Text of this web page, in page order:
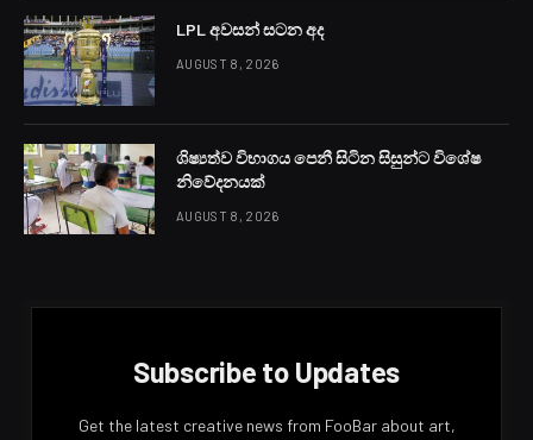
LPL අවසන් සටන අද
AUGUST 8, 2026
ශිෂ්‍යත්ව විභාගය පෙනී සිටින සිසුන්ට විශේෂ
නිවේදනයක්
AUGUST 8, 2026
Subscribe to Updates
Get the latest creative news from FooBar about art,